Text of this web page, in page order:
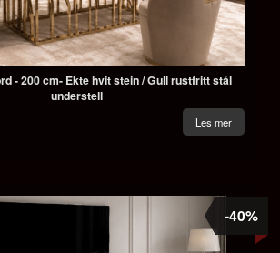
- 200 cm- Ekte hvit stein / Gull rustfritt stål
understell
Les mer
-40%